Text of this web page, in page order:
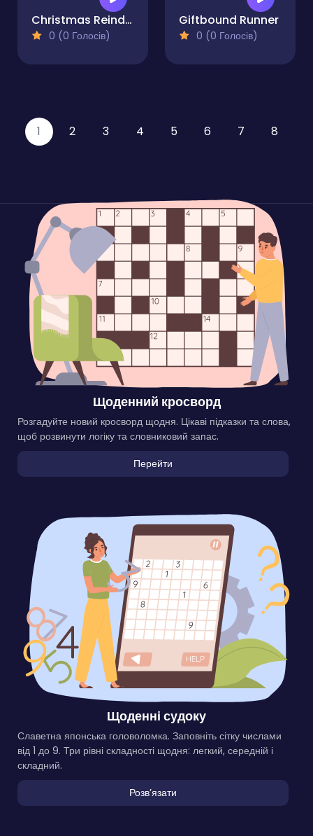
Christmas Reindeer Coloring Pages
0 (0 Голосів)
Giftbound Runner
0 (0 Голосів)
1 2 3 4 5 6 7 8
Щоденний кросворд
Розгадуйте новий кросворд щодня. Цікаві підказки та слова,
щоб розвинути логіку та словниковий запас.
Перейти
Щоденні судоку
Славетна японська головоломка. Заповніть сітку числами
від 1 до 9. Три рівні складності щодня: легкий, середній і
складний.
Розвʼязати